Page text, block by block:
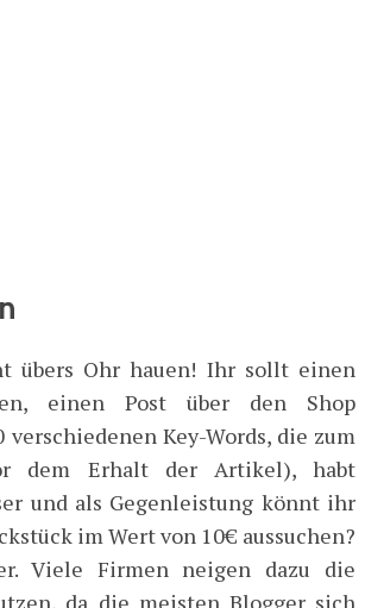
übers Ohr hauen! Ihr sollt einen
einen Post über den Shop
Key-Words, die zum
dem Erhalt der Artikel), habt
und als Gegenleistung könnt ihr
im Wert von 10€ aussuchen?
Viele Firmen neigen dazu die
da die meisten Blogger sich